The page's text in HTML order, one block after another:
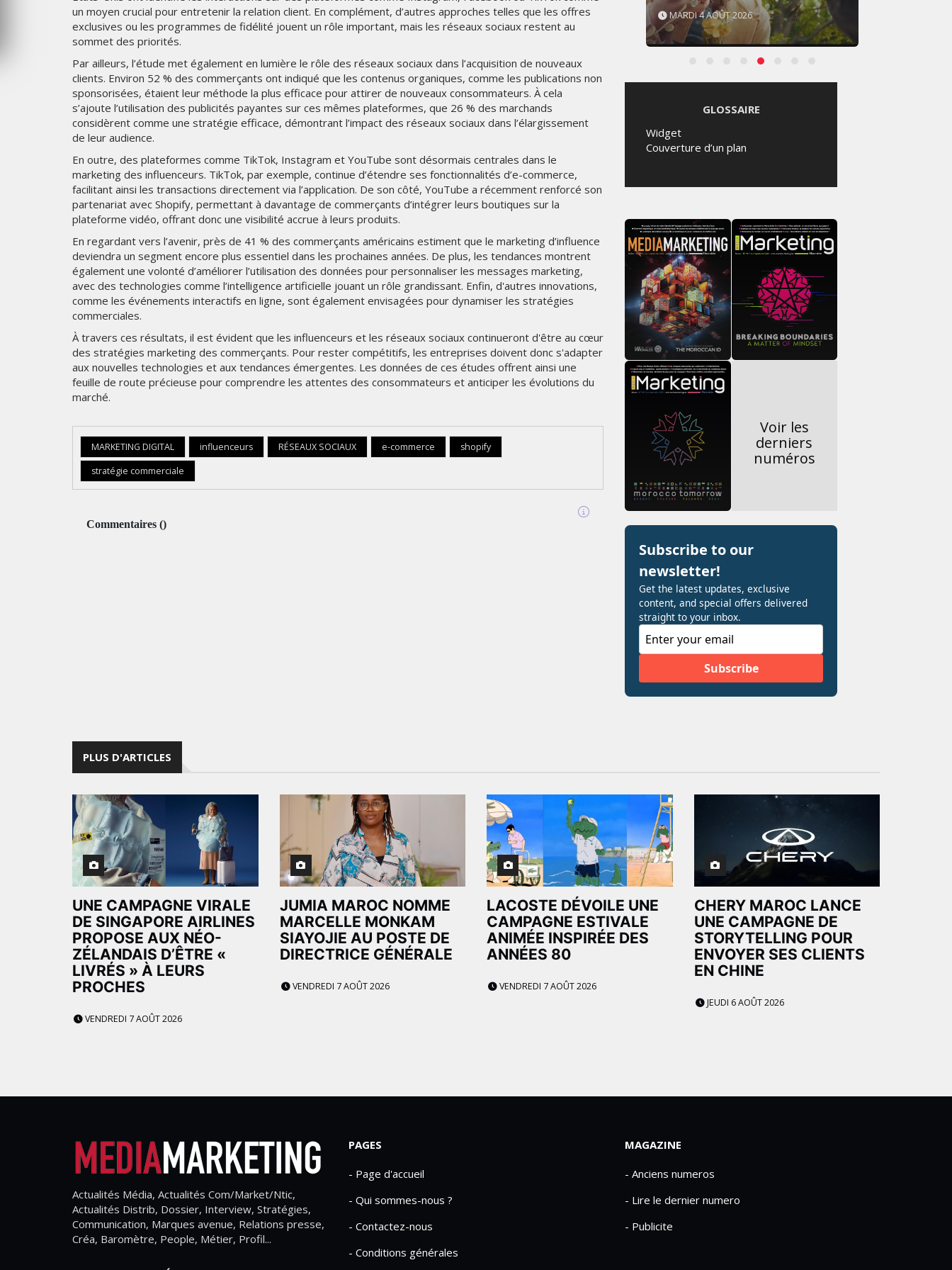
un moyen crucial pour entretenir la relation client. En complément, d’autres approches telles que les offres
exclusives ou les programmes de fidélité jouent un rôle important, mais les réseaux sociaux restent au
sommet des priorités.
Par ailleurs, l’étude met également en lumière le rôle des réseaux sociaux dans l’acquisition de nouveaux
clients. Environ 52 % des commerçants ont indiqué que les contenus organiques, comme les publications non
sponsorisées, étaient leur méthode la plus efficace pour attirer de nouveaux consommateurs. À cela
s’ajoute l’utilisation des publicités payantes sur ces mêmes plateformes, que 26 % des marchands
considèrent comme une stratégie efficace, démontrant l’impact des réseaux sociaux dans l’élargissement
de leur audience.
En outre, des plateformes comme TikTok, Instagram et YouTube sont désormais centrales dans le
marketing des influenceurs. TikTok, par exemple, continue d’étendre ses fonctionnalités d’e-commerce,
facilitant ainsi les transactions directement via l’application. De son côté, YouTube a récemment renforcé son
partenariat avec Shopify, permettant à davantage de commerçants d’intégrer leurs boutiques sur la
plateforme vidéo, offrant donc une visibilité accrue à leurs produits.
En regardant vers l’avenir, près de 41 % des commerçants américains estiment que le marketing d’influence
deviendra un segment encore plus essentiel dans les prochaines années. De plus, les tendances montrent
également une volonté d’améliorer l’utilisation des données pour personnaliser les messages marketing,
avec des technologies comme l’intelligence artificielle jouant un rôle grandissant. Enfin, d'autres innovations,
comme les événements interactifs en ligne, sont également envisagées pour dynamiser les stratégies
commerciales.
À travers ces résultats, il est évident que les influenceurs et les réseaux sociaux continueront d'être au cœur
des stratégies marketing des commerçants. Pour rester compétitifs, les entreprises doivent donc s'adapter
aux nouvelles technologies et aux tendances émergentes. Les données de ces études offrent ainsi une
feuille de route précieuse pour comprendre les attentes des consommateurs et anticiper les évolutions du
marché.
MARKETING DIGITAL influenceurs RÉSEAUX SOCIAUX e-commerce
shopify
stratégie commerciale
Commentaires ()
MERCREDI 5 AOÛT 2026 MERCREDI 5 AOÛT 2026 MARDI 4 AOÛT 2026
GLOSSAIRE
Widget
Couverture d’un plan
Voir les
derniers
numéros
PLUS D'ARTICLES
UNE CAMPAGNE VIRALE
DE SINGAPORE AIRLINES
PROPOSE AUX NÉO-
ZÉLANDAIS D’ÊTRE «
LIVRÉS » À LEURS
PROCHES
VENDREDI 7 AOÛT 2026
JUMIA MAROC NOMME
MARCELLE MONKAM
SIAYOJIE AU POSTE DE
DIRECTRICE GÉNÉRALE
VENDREDI 7 AOÛT 2026
LACOSTE DÉVOILE UNE
CAMPAGNE ESTIVALE
ANIMÉE INSPIRÉE DES
ANNÉES 80
VENDREDI 7 AOÛT 2026
CHERY MAROC LANCE
UNE CAMPAGNE DE
STORYTELLING POUR
ENVOYER SES CLIENTS
EN CHINE
JEUDI 6 AOÛT 2026
Actualités Média, Actualités Com/Market/Ntic,
Actualités Distrib, Dossier, Interview, Stratégies,
Communication, Marques avenue, Relations presse,
Créa, Baromètre, People, Métier, Profil...
PAGES
- Page d'accueil
- Qui sommes-nous ?
- Contactez-nous
- Conditions générales
MAGAZINE
- Anciens numeros
- Lire le dernier numero
- Publicite